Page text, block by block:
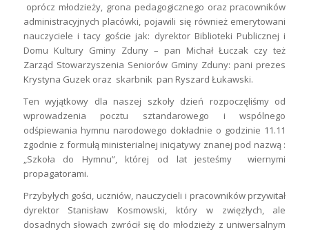
oprócz młodzieży, grona pedagogicznego oraz pracowników
administracyjnych placówki, pojawili się również emerytowani
nauczyciele i tacy goście jak: dyrektor Biblioteki Publicznej i
Domu Kultury Gminy Zduny – pan Michał Łuczak czy też
Zarząd Stowarzyszenia Seniorów Gminy Zduny: pani prezes
Krystyna Guzek oraz skarbnik pan Ryszard Łukawski.
Ten wyjątkowy dla naszej szkoły dzień rozpoczęliśmy od
wprowadzenia pocztu sztandarowego i wspólnego
odśpiewania hymnu narodowego dokładnie o godzinie 11.11
zgodnie z formułą ministerialnej inicjatywy znanej pod nazwą :
„Szkoła do Hymnu”, której od lat jesteśmy wiernymi
propagatorami.
Przybyłych gości, uczniów, nauczycieli i pracowników przywitał
dyrektor Stanisław Kosmowski, który w zwięzłych, ale
dosadnych słowach zwrócił się do młodzieży z uniwersalnym